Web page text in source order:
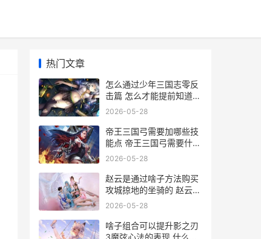
热门文章
怎么通过少年三国志零反
击篇 怎么才能提前知道少
年三国志
2026-05-28
帝王三国弓需要加哪些技
能点 帝王三国弓需要什么
武器
2026-05-28
赵云是通过啥子方法购买
攻城掠地的坐骑的 赵云是
什么玩意
2026-05-28
啥子组合可以提升影之刃
3魔弦心法的表现 什么组